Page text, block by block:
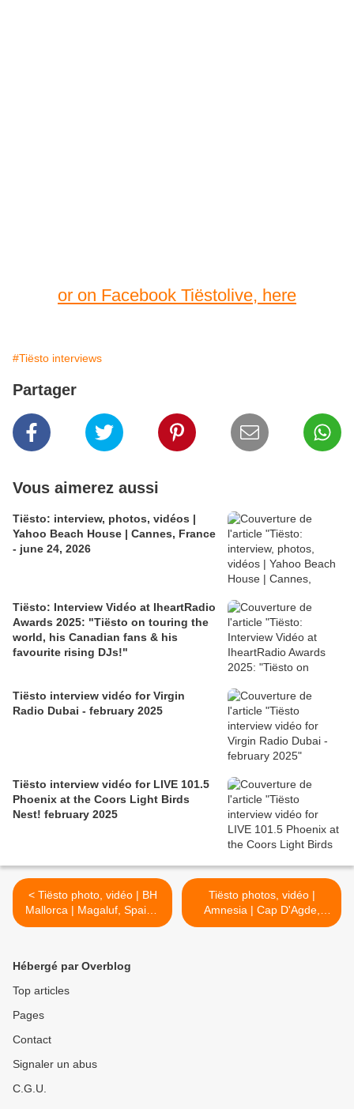
or on Facebook Tiëstolive, here
#Tiësto interviews
Partager
Vous aimerez aussi
Tiësto: interview, photos, vidéos |
Yahoo Beach House | Cannes, France
- june 24, 2026
Tiësto: Interview Vidéo at IheartRadio
Awards 2025: "Tiësto on touring the
world, his Canadian fans & his
favourite rising DJs!"
Tiësto interview vidéo for Virgin
Radio Dubai - february 2025
Tiësto interview vidéo for LIVE 101.5
Phoenix at the Coors Light Birds
Nest! february 2025
< Tiësto photo, vidéo | BH
Mallorca | Magaluf, Spain -
july 31, 2018
Tiësto photos, vidéo |
Amnesia | Cap D'Agde,
France - August 02, 2018
Hébergé par Overblog
Top articles
Pages
Contact
Signaler un abus
C.G.U.